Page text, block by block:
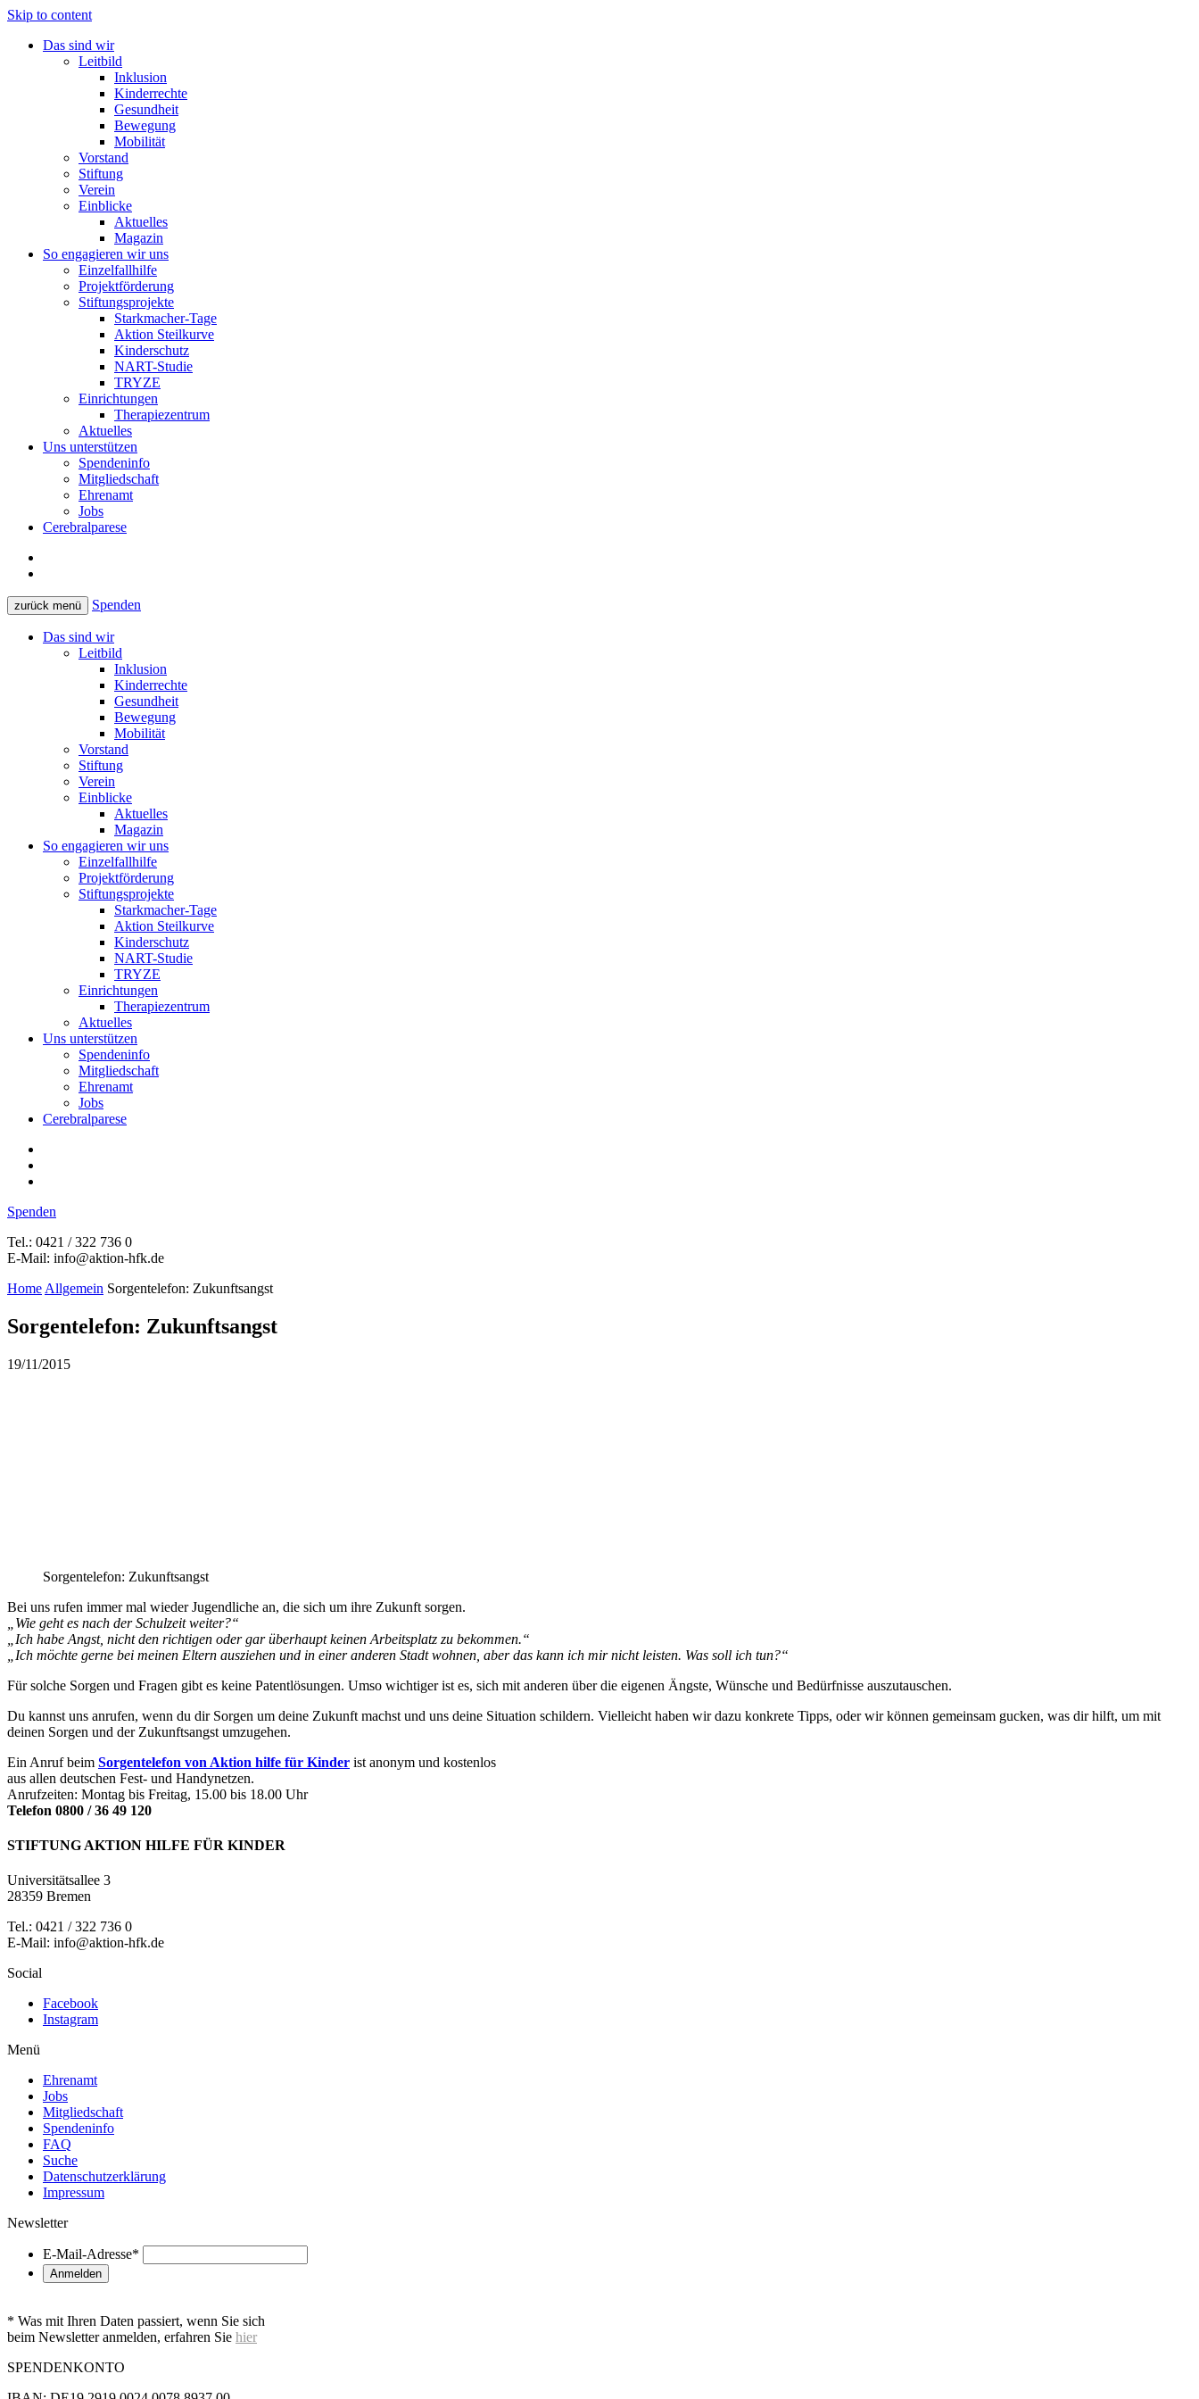
Skip to content
Das sind wir
Leitbild
Inklusion
Kinderrechte
Gesundheit
Bewegung
Mobilität
Vorstand
Stiftung
Verein
Einblicke
Aktuelles
Magazin
So engagieren wir uns
Einzelfallhilfe
Projektförderung
Stiftungsprojekte
Starkmacher-Tage
Aktion Steilkurve
Kinderschutz
NART-Studie
TRYZE
Einrichtungen
Therapiezentrum
Aktuelles
Uns unterstützen
Spendeninfo
Mitgliedschaft
Ehrenamt
Jobs
Cerebralparese
zurück menü Spenden
Das sind wir
Leitbild
Inklusion
Kinderrechte
Gesundheit
Bewegung
Mobilität
Vorstand
Stiftung
Verein
Einblicke
Aktuelles
Magazin
So engagieren wir uns
Einzelfallhilfe
Projektförderung
Stiftungsprojekte
Starkmacher-Tage
Aktion Steilkurve
Kinderschutz
NART-Studie
TRYZE
Einrichtungen
Therapiezentrum
Aktuelles
Uns unterstützen
Spendeninfo
Mitgliedschaft
Ehrenamt
Jobs
Cerebralparese
Spenden
Tel.: 0421 / 322 736 0
E-Mail: info@aktion-hfk.de
Home Allgemein Sorgentelefon: Zukunftsangst
Sorgentelefon: Zukunftsangst
19/11/2015
Sorgentelefon: Zukunftsangst
Bei uns rufen immer mal wieder Jugendliche an, die sich um ihre Zukunft sorgen.
„Wie geht es nach der Schulzeit weiter?“
„Ich habe Angst, nicht den richtigen oder gar überhaupt keinen Arbeitsplatz zu bekommen.“
„Ich möchte gerne bei meinen Eltern ausziehen und in einer anderen Stadt wohnen, aber das kann ich mir nicht leisten. Was soll ich tun?“
Für solche Sorgen und Fragen gibt es keine Patentlösungen. Umso wichtiger ist es, sich mit anderen über die eigenen Ängste, Wünsche und Bedürfnisse auszutauschen.
Du kannst uns anrufen, wenn du dir Sorgen um deine Zukunft machst und uns deine Situation schildern. Vielleicht haben wir dazu konkrete Tipps, oder wir können gemeinsam gucken, was dir hilft, um mit
deinen Sorgen und der Zukunftsangst umzugehen.
Ein Anruf beim Sorgentelefon von Aktion hilfe für Kinder ist anonym und kostenlos
aus allen deutschen Fest- und Handynetzen.
Anrufzeiten: Montag bis Freitag, 15.00 bis 18.00 Uhr
Telefon 0800 / 36 49 120
STIFTUNG AKTION HILFE FÜR KINDER
Universitätsallee 3
28359 Bremen
Tel.: 0421 / 322 736 0
E-Mail: info@aktion-hfk.de
Social
Facebook
Instagram
Menü
Ehrenamt
Jobs
Mitgliedschaft
Spendeninfo
FAQ
Suche
Datenschutzerklärung
Impressum
Newsletter
E-Mail-Adresse*
* Was mit Ihren Daten passiert, wenn Sie sich
beim Newsletter anmelden, erfahren Sie hier
SPENDENKONTO